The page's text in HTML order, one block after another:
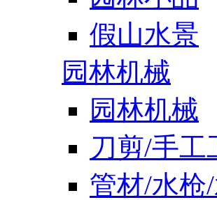
假山水景
园林机械
园林机械
刀剪/手工
管材/水枪